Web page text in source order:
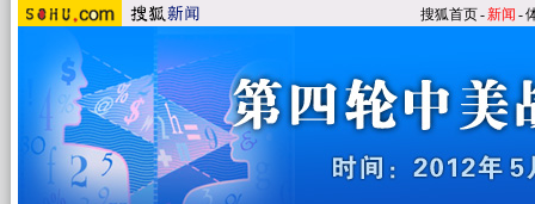
搜狐首页-新闻 -